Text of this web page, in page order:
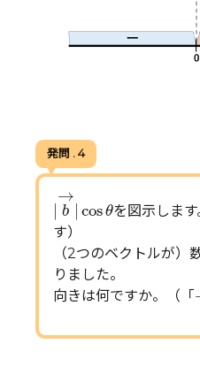
発問 . 4
→
b cosθ
(b
を図示しま
す）
（2つのベクトルが）
りました。
向きは何ですか。（「